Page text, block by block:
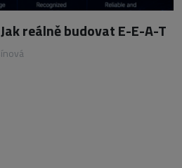
reálně budovat E-E-A-T